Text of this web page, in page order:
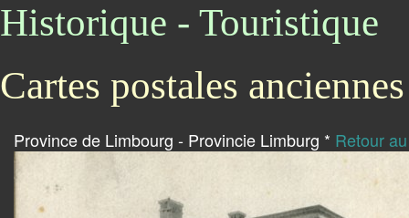
Historique - Touristique
Cartes postales
Province de Limbourg - Provincie Limburg * Retour